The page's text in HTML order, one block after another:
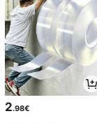
2.98€